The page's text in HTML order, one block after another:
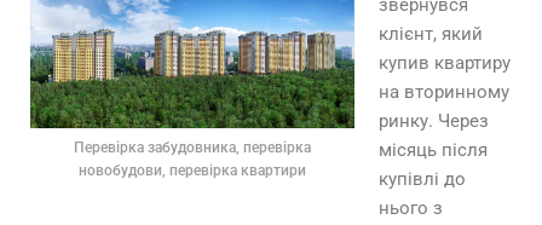
Перевірка забудовника, перевірка
новобудови, перевірка квартири
звернувся
клієнт, який
купив квартиру
на вторинному
ринку. Через
місяць після
купівлі до
нього з